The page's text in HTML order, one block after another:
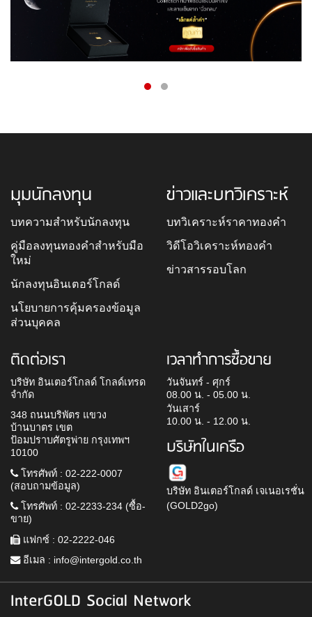
มุมนักลงทุน
บทความสำหรับนักลงทุน
คู่มือลงทุนทองคำสำหรับมือ
ใหม่
นักลงทุนอินเตอร์โกลด์
นโยบายการคุ้มครองข้อมูล
ส่วนบุคคล
ข่าวและบทวิเคราะห์
บทวิเคราะห์ราคาทองคำ
วิดีโอวิเคราะห์ทองคำ
ข่าวสารรอบโลก
ติดต่อเรา
บริษัท อินเตอร์โกลด์ โกลด์เทรด
จำกัด
348 ถนนบริพัตร แขวง
บ้านบาตร เขต
ป้อมปราบศัตรูพ่าย กรุงเทพฯ
10100
โทรศัพท์ : 02-222-0007
(สอบถามข้อมูล)
โทรศัพท์ : 02-2233-234 (ซื้อ-
ขาย)
แฟกซ์ : 02-2222-046
อีเมล : info@intergold.co.th
เวลาทำการซื้อขาย
วันจันทร์ - ศุกร์
08.00 น. - 05.00 น.
วันเสาร์
10.00 น. - 12.00 น.
บริษัทในเครือ
บริษัท อินเตอร์โกลด์ เจเนอเรชั่น
(GOLD2go)
InterGOLD Social Network